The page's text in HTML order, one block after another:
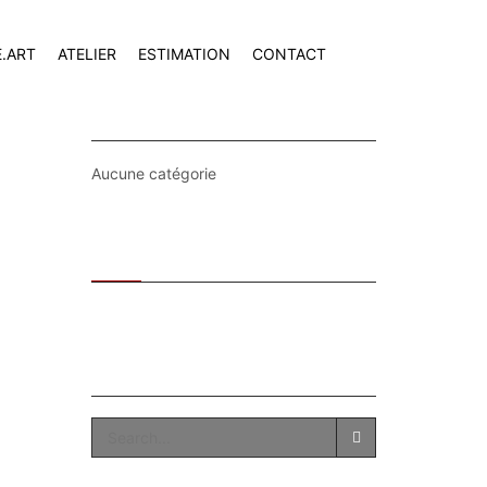
ATELIER ESTIMATION CONTACT
Aucune catégorie